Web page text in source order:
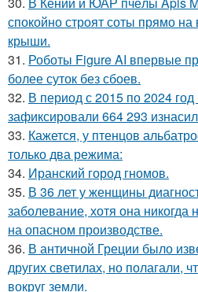
спокойно строят соты прямо на
крыши.
31. Роботы Figure AI впервые
более суток без сбоев.
32. В период с 2015 по 2024
зафиксировали 664 293
33. Кажется, у птенцов
только два режима:
34. Иранский город гномов.
35. В 36 лет у женщины
заболевание, хотя она никогда
на опасном производстве.
36. В античной Греции было
других светилах, но полагали,
вокруг земли.